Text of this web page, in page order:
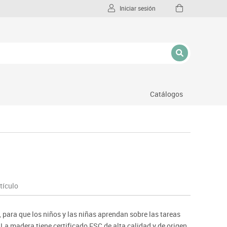
Iniciar sesión
Catálogos
que los niños y las niñas aprendan sobre las tareas